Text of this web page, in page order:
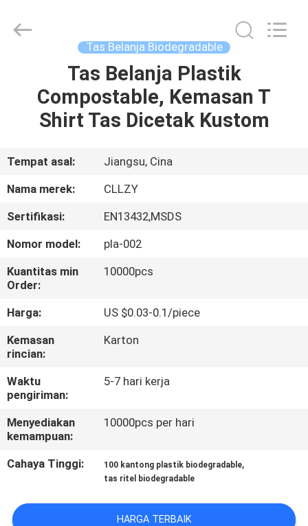
PRODUK
TENTANG
KAMI
TUR
PABRIK
KONTROL
KUALITAS
BERITA
MINTA
KUTIPAN
SITEMAP
PRIVACY
Materials
Tas Belanja Biodegradable
Tas Belanja Plastik
Compostable, Kemasan T
Shirt Tas Dicetak Kustom
Tempat asal:
Jiangsu, Cina
Nama merek:
CLLZY
Sertifikasi:
EN13432,MSDS
Nomor model:
pla-002
Kuantitas min
Order:
10000pcs
Harga:
US $0.03-0.1/piece
Kemasan
rincian:
Karton
Waktu
pengiriman:
5-7 hari kerja
Menyediakan
kemampuan:
10000pcs per hari
Cahaya Tinggi: 100 kantong plastik biodegradable,
tas ritel biodegradable
HARGA TERBAIK